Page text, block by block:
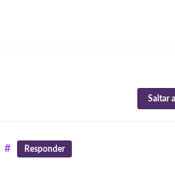
Saltar
# Responder